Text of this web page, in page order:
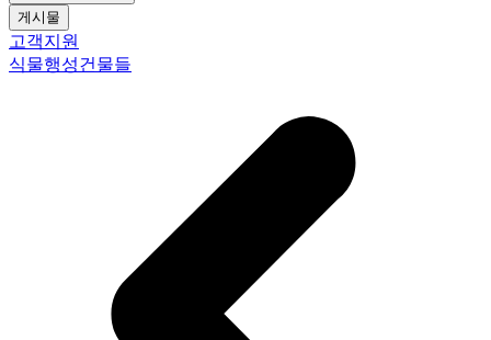
게시물
고객지원
식물행성건물들